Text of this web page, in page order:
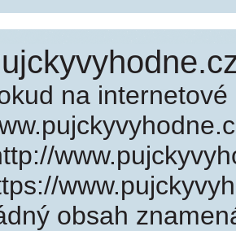
na internetové
obsah